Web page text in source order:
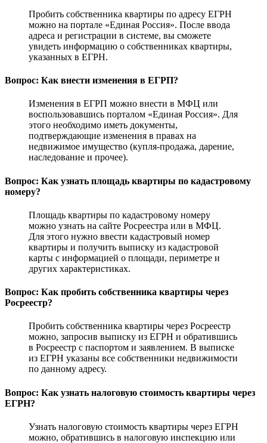
Пробить собственника квартиры по адресу ЕГРН
можно на портале «Единая Россия». После ввода
адреса и регистрации в системе, вы сможете
увидеть информацию о собственниках квартиры,
указанных в ЕГРН.
Вопрос: Как внести изменения в ЕГРП?
Изменения в ЕГРП можно внести в МФЦ или
воспользовавшись порталом «Единая Россия». Для
этого необходимо иметь документы,
подтверждающие изменения в правах на
недвижимое имущество (купля-продажа, дарение,
наследование и прочее).
Вопрос: Как узнать площадь квартиры по кадастровому
номеру?
Площадь квартиры по кадастровому номеру
можно узнать на сайте Росреестра или в МФЦ.
Для этого нужно ввести кадастровый номер
квартиры и получить выписку из кадастровой
карты с информацией о площади, периметре и
других характеристиках.
Вопрос: Как пробить собственника квартиры через
Росреестр?
Пробить собственника квартиры через Росреестр
можно, запросив выписку из ЕГРН и обратившись
в Росреестр с паспортом и заявлением. В выписке
из ЕГРН указаны все собственники недвижимости
по данному адресу.
Вопрос: Как узнать налоговую стоимость квартиры через
ЕГРН?
Узнать налоговую стоимость квартиры через ЕГРН
можно, обратившись в налоговую инспекцию или